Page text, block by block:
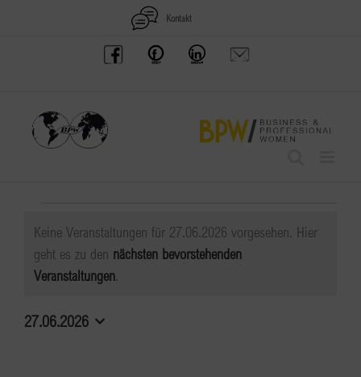
Kontakt
BPW
Austria
Offenes
Frauennetzwerk
BPW
Gruppe
Anfrage
schicken
Veranstaltungen
für
Hinweis
Keine Veranstaltungen für 27.06.2026 vorgesehen. Hier
geht es zu den nächsten bevorstehenden
Veranstaltungen.
27.06.2026